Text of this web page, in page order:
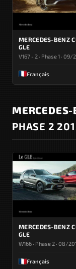
MERCEDES-BENZ
GLE
V167 - 2 · Phase 1 · 09/
Français
MERCEDES-
PHASE 2
MERCEDES-BENZ
GLE
W166 · Phase 2 · 08/
Français